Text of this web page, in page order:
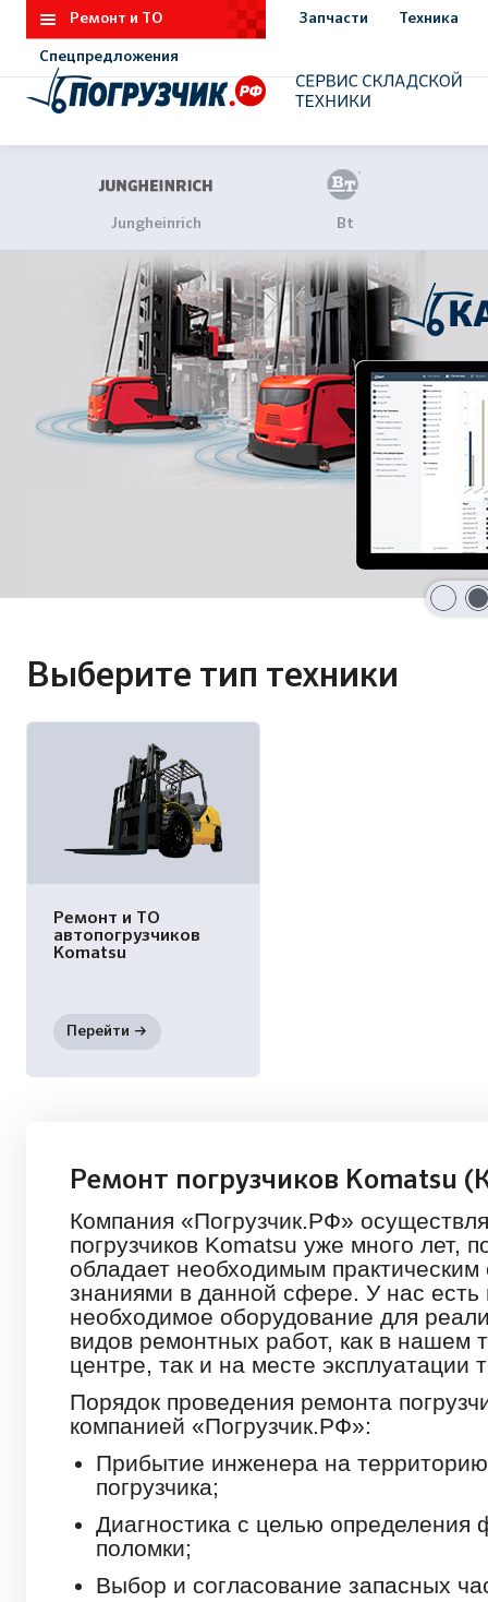
Ремонт и ТО Запчасти Техника
Спецпредложения
Jungheinrich Bt
Выберите тип техники
Ремонт и ТО
автопогрузчиков
Komatsu
Ремонт погрузчиков Komatsu
Компания «Погрузчик.РФ»
погрузчиков Komatsu уже много лет,
обладает необходимым
знаниями в данной сфере. У нас есть
необходимое оборудование для
видов ремонтных работ, как в нашем
центре, так и на месте эксплуатации
Порядок проведения ремонта
компанией «Погрузчик.РФ»:
Прибытие инженера на территорию
погрузчика;
Диагностика с целью определения
поломки;
Выбор и согласование запасных